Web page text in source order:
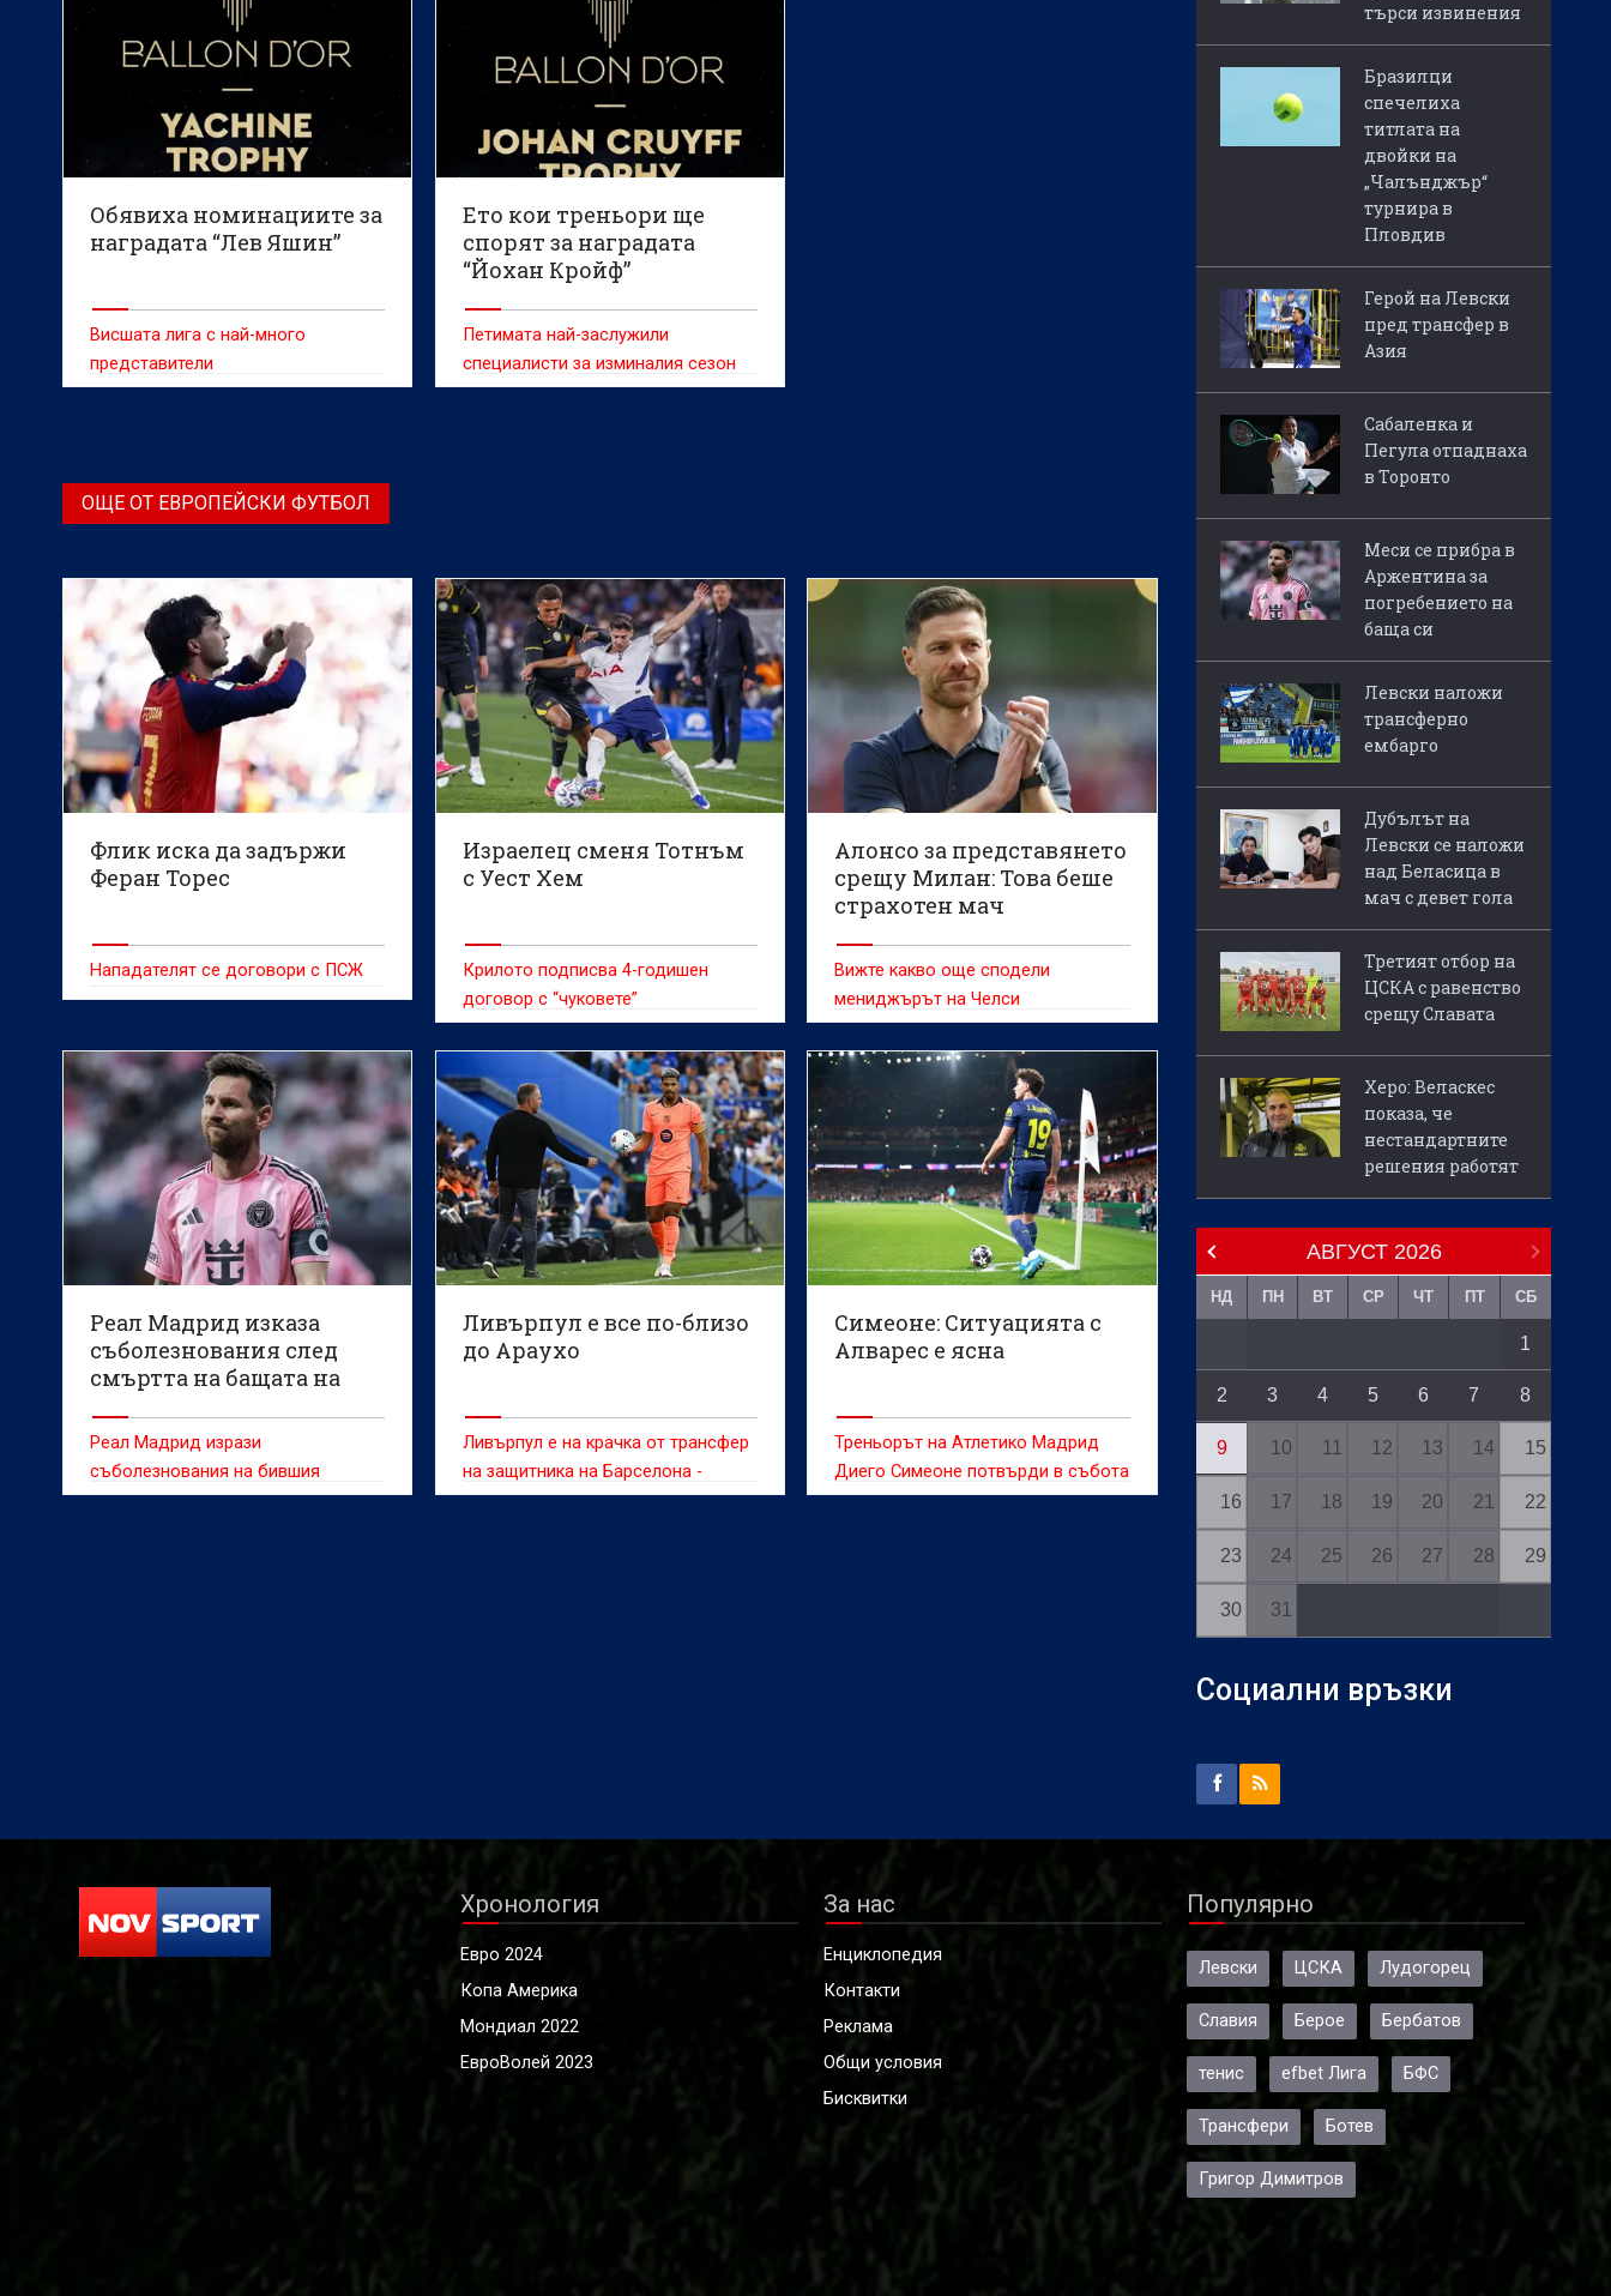
Обявиха номинациите за
наградата “Лев Яшин”
Висшата лига с най-много
представители
Ето кои треньори ще
спорят за наградата
“Йохан Кройф”
Петимата най-заслужили
специалисти за изминалия сезон
ОЩЕ ОТ ЕВРОПЕЙСКИ ФУТБОЛ
Флик иска да задържи
Феран Торес
Нападателят се договори с ПСЖ
Израелец сменя Тотнъм
с Уест Хем
Крилото подписва 4-годишен
договор с “чуковете”
Алонсо за представянето
срещу Милан: Това беше
страхотен мач
Вижте какво още сподели
мениджърът на Челси
Реал Мадрид изказа
съболезнования след
смъртта на бащата на
Реал Мадрид изрази
съболезнования на бившия
футболист на Барселона Лионел
Ливърпул е все по-близо
до Араухо
Ливърпул е на крачка от трансфер
на защитника на Барселона -
Роналд Араужо, съобщава Sky
Симеоне: Ситуацията с
Алварес е ясна
Треньорът на Атлетико Мадрид
Диего Симеоне потвърди в събота
решимостта на клуба да не
търси извинения
Бразилци
спечелиха
титлата на
двойки на
„Чалънджър“
турнира в
Пловдив
Герой на Левски
пред трансфер в
Азия
Сабаленка и
Пегула отпаднаха
в Торонто
Меси се прибра в
Аржентина за
погребението на
баща си
Левски наложи
трансферно
ембарго
Дубълът на
Левски се наложи
над Беласица в
мач с девет гола
Третият отбор на
ЦСКА с равенство
срещу Славата
Херо: Веласкес
показа, че
нестандартните
решения работят
АВГУСТ 2026
НД ПН ВТ СР ЧТ ПТ СБ
1
2 3 4 5 6 7 8
9 10 11 12 13 14 15
16 17 18 19 20 21 22
23 24 25 26 27 28 29
30 31
Социални връзки
Хронология
Евро 2024
Копа Америка
Мондиал 2022
ЕвроВолей 2023
За нас
Енциклопедия
Контакти
Реклама
Общи условия
Бисквитки
Популярно
Левски ЦСКА Лудогорец
Славия Берое Бербатов
тенис efbet Лига БФС
Трансфери Ботев
Григор Димитров